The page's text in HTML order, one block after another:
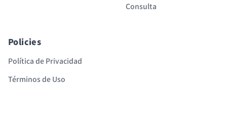
Consulta
Policies
Política de Privacidad
Términos de Uso